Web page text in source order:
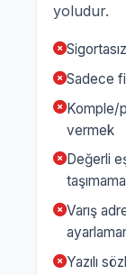
yoludur.
Sadece
Komple/
vermek
Değerli
Varış
Yazılı